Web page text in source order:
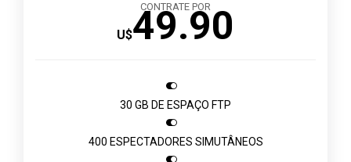
CONTRATE POR
U$49.90

30 GB DE ESPAÇO FTP

400 ESPECTADORES SIMUTÂNEOS
